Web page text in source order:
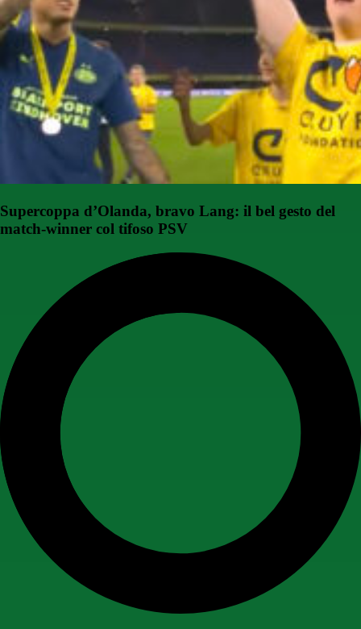
Supercoppa d’Olanda, bravo Lang: il bel gesto del
match-winner col tifoso PSV